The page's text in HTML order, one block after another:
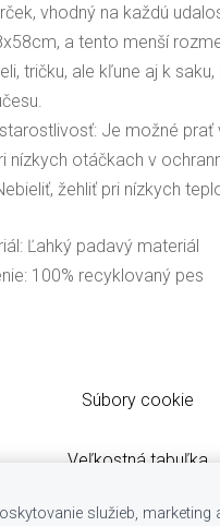
vhodný na každú
a tento menší
tričku, ale kľune aj k
Je možné prať
nízkych otáčkach v
žehliť pri nízkych
Ľahký padavý materiál
100% recyklovaný pes
Súbory cookie
Veľkostná tabuľka
Ochrana osobných
služieb, marketing